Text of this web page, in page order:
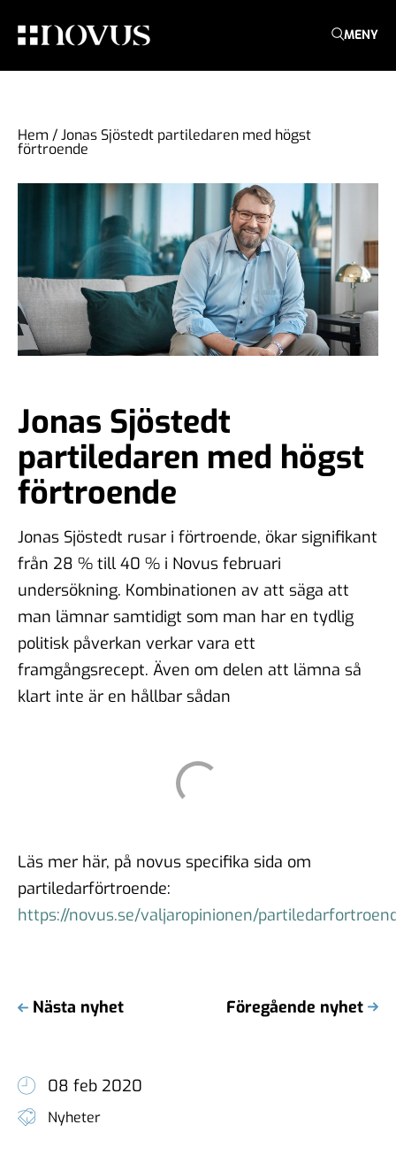
MENY
Hem /Jonas Sjöstedt partiledaren med högst
förtroende
Jonas Sjöstedt
partiledaren med högst
förtroende
Jonas Sjöstedt rusar i förtroende, ökar signifikant
från 28 % till 40 % i Novus februari
undersökning. Kombinationen av att säga att
man lämnar samtidigt som man har en tydlig
politisk påverkan verkar vara ett
framgångsrecept. Även om delen att lämna så
klart inte är en hållbar sådan
Läs mer här, på novus specifika sida om
partiledarförtroende:
https://novus.se/valjaropinionen/
Nästa nyhet Föregående nyhet
08 feb 2020
Nyheter